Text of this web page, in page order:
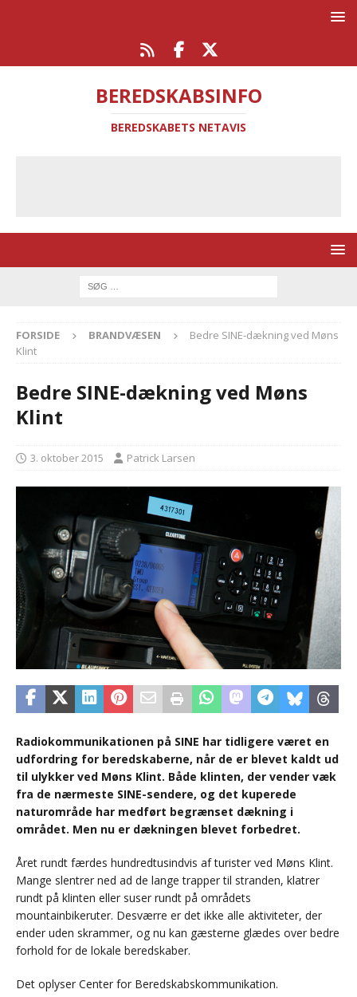
BEREDSKABSINFO
BEREDSKABETS NETAVIS
FORSIDE BRANDVÆSEN
Bedre SINE-dækning ved Møns
Klint
Bedre SINE-dækning ved Møns
Klint
3. oktober 2015 Patrick Larsen
Radiokommunikationen på SINE har tidligere været en
udfordring for beredskaberne, når de er blevet kaldt ud
til ulykker ved Møns Klint. Både klinten, der vender væk
fra de nærmeste SINE-sendere, og det kuperede
naturområde har medført begrænset dækning i
området. Men nu er dækningen blevet forbedret.
Året rundt færdes hundredtusindvis af turister ved Møns Klint.
Mange slentrer ned ad de lange trapper til stranden, klatrer
rundt på klinten eller suser rundt på områdets
mountainbikeruter. Desværre er det ikke alle aktiviteter, der
ender uden skrammer, og nu kan gæsterne glædes over bedre
forhold for de lokale beredskaber.
Det oplyser Center for Beredskabskommunikation.